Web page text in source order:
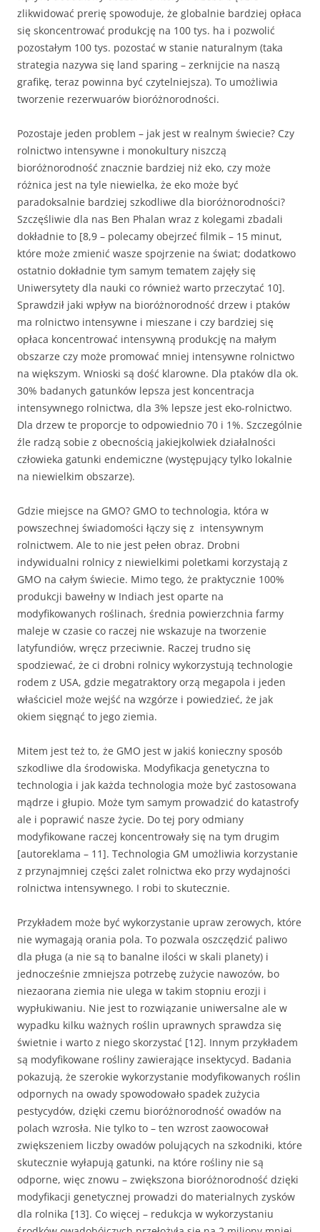
zlikwidować prerię spowoduje, że globalnie bardziej opłaca
się skoncentrować produkcję na 100 tys. ha i pozwolić
pozostałym 100 tys. pozostać w stanie naturalnym (taka
strategia nazywa się land sparing – zerknijcie na naszą
grafikę, teraz powinna być czytelniejsza). To umożliwia
tworzenie rezerwuarów bioróżnorodności.
Pozostaje jeden problem – jak jest w realnym świecie? Czy
rolnictwo intensywne i monokultury niszczą
bioróżnorodność znacznie bardziej niż eko, czy może
różnica jest na tyle niewielka, że eko może być
paradoksalnie bardziej szkodliwe dla bioróżnorodności?
Szczęśliwie dla nas Ben Phalan wraz z kolegami zbadali
dokładnie to [8,9 – polecamy obejrzeć filmik – 15 minut,
które może zmienić wasze spojrzenie na świat; dodatkowo
ostatnio dokładnie tym samym tematem zajęły się
Uniwersytety dla nauki co również warto przeczytać 10].
Sprawdził jaki wpływ na bioróżnorodność drzew i ptaków
ma rolnictwo intensywne i mieszane i czy bardziej się
opłaca koncentrować intensywną produkcję na małym
obszarze czy może promować mniej intensywne rolnictwo
na większym. Wnioski są dość klarowne. Dla ptaków dla ok.
30% badanych gatunków lepsza jest koncentracja
intensywnego rolnictwa, dla 3% lepsze jest eko-rolnictwo.
Dla drzew te proporcje to odpowiednio 70 i 1%. Szczególnie
źle radzą sobie z obecnością jakiejkolwiek działalności
człowieka gatunki endemiczne (występujący tylko lokalnie
na niewielkim obszarze).
Gdzie miejsce na GMO? GMO to technologia, która w
powszechnej świadomości łączy się z intensywnym
rolnictwem. Ale to nie jest pełen obraz. Drobni
indywidualni rolnicy z niewielkimi poletkami korzystają z
GMO na całym świecie. Mimo tego, że praktycznie 100%
produkcji bawełny w Indiach jest oparte na
modyfikowanych roślinach, średnia powierzchnia farmy
maleje w czasie co raczej nie wskazuje na tworzenie
latyfundiów, wręcz przeciwnie. Raczej trudno się
spodziewać, że ci drobni rolnicy wykorzystują technologie
rodem z USA, gdzie megatraktory orzą megapola i jeden
właściciel może wejść na wzgórze i powiedzieć, że jak
okiem sięgnąć to jego ziemia.
Mitem jest też to, że GMO jest w jakiś konieczny sposób
szkodliwe dla środowiska. Modyfikacja genetyczna to
technologia i jak każda technologia może być zastosowana
mądrze i głupio. Może tym samym prowadzić do katastrofy
ale i poprawić nasze życie. Do tej pory odmiany
modyfikowane raczej koncentrowały się na tym drugim
[autoreklama – 11]. Technologia GM umożliwia korzystanie
z przynajmniej części zalet rolnictwa eko przy wydajności
rolnictwa intensywnego. I robi to skutecznie.
Przykładem może być wykorzystanie upraw zerowych, które
nie wymagają orania pola. To pozwala oszczędzić paliwo
dla pługa (a nie są to banalne ilości w skali planety) i
jednocześnie zmniejsza potrzebę zużycie nawozów, bo
niezaorana ziemia nie ulega w takim stopniu erozji i
wypłukiwaniu. Nie jest to rozwiązanie uniwersalne ale w
wypadku kilku ważnych roślin uprawnych sprawdza się
świetnie i warto z niego skorzystać [12]. Innym przykładem
są modyfikowane rośliny zawierające insektycyd. Badania
pokazują, że szerokie wykorzystanie modyfikowanych roślin
odpornych na owady spowodowało spadek zużycia
pestycydów, dzięki czemu bioróżnorodność owadów na
polach wzrosła. Nie tylko to – ten wzrost zaowocował
zwiększeniem liczby owadów polujących na szkodniki, które
skutecznie wyłapują gatunki, na które rośliny nie są
odporne, więc znowu – zwiększona bioróżnorodność dzięki
modyfikacji genetycznej prowadzi do materialnych zysków
dla rolnika [13]. Co więcej – redukcja w wykorzystaniu